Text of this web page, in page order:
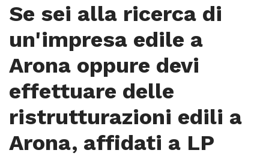
Se sei alla ricerca di
un'impresa edile a
Arona oppure devi
effettuare delle
ristrutturazioni edili a
Arona, affidati a LP